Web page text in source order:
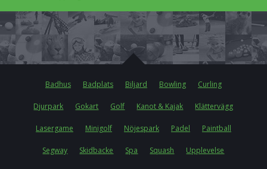
Badhus Badplats Biljard Bowling Curling
Djurpark Gokart Golf Kanot & Kajak Klättervägg
Lasergame Minigolf Nöjespark Padel Paintball
Segway Skidbacke Spa Squash Upplevelse